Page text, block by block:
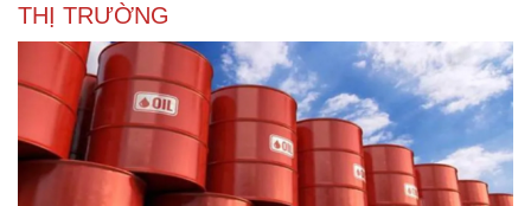
THỊ TRƯỜNG